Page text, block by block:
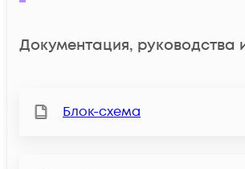
Документация, руководства
Блок-схема